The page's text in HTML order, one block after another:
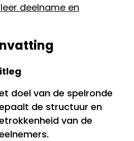
deelname en
doel van de spelronde
de structuur en
van de